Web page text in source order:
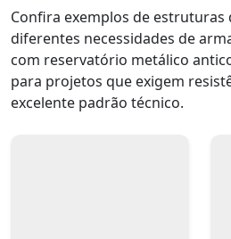
Confira exemplos de estruturas
diferentes necessidades de
com reservatório metálico
para projetos que exigem
excelente padrão técnico.